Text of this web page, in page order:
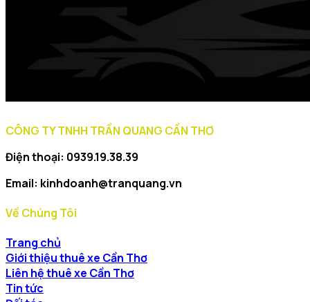
CÔNG TY TNHH TRẦN QUANG CẦN THƠ
Điện thoại: 0939.19.38.39
Email: kinhdoanh@tranquang.vn
Về Chúng Tôi
Trang chủ
Giới thiệu thuê xe Cần Thơ
Liên hệ thuê xe Cần Thơ
Tin tức